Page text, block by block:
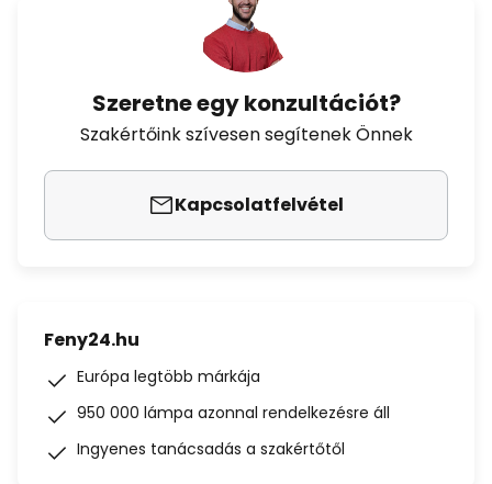
Szeretne egy konzultációt?
Szakértőink szívesen segítenek Önnek
Kapcsolatfelvétel
Feny24.hu
Európa legtöbb márkája
950 000 lámpa azonnal rendelkezésre áll
Ingyenes tanácsadás a szakértőtől